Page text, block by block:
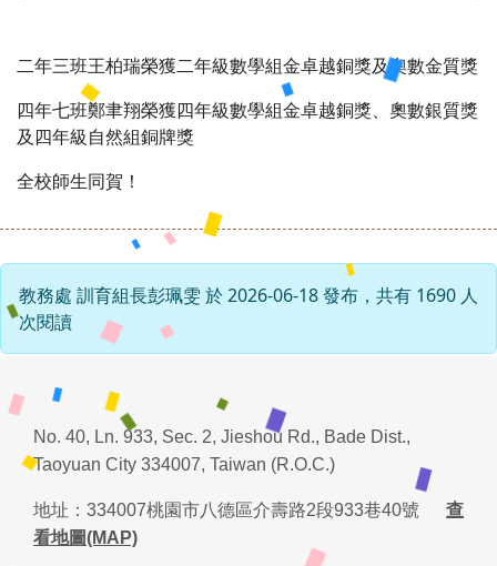
二年三班王柏瑞榮獲二年級數學組金卓越銅獎及奧數金質獎
四年七班鄭聿翔榮獲四年級數學組金卓越銅獎、奧數銀質獎
及四年級自然組銅牌獎
全校師生同賀！
教務處 訓育組長彭珮雯 於 2026-06-18 發布，共有 1690 人
次閱讀
No. 40, Ln. 933, Sec. 2, Jieshou Rd., Bade Dist.,
Taoyuan City 334007, Taiwan (R.O.C.)
地址： 334007桃園市八德區介壽路2段933巷40號
查
看地圖(MAP)